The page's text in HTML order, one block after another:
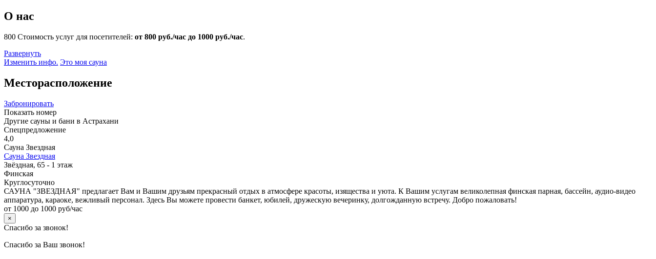
О нас
800 Стоимость услуг для посетителей: от 800 руб./час до 1000 руб./час.
Развернуть
Изменить инфо. Это моя сауна
Месторасположение
Забронировать
Показать номер
Другие сауны и бани в Астрахани
Спецпредложение
4,0
Сауна Звездная
Сауна Звездная
Звёздная, 65 - 1 этаж
Финская
Круглосуточно
САУНА "ЗВЕЗДНАЯ" предлагает Вам и Вашим друзьям прекрасный отдых в атмосфере красоты, изящества и уюта. К Вашим услугам великолепная финская парная, бассейн, аудио-видео
аппаратура, караоке, вежливый персонал. Здесь Вы можете провести банкет, юбилей, дружескую вечеринку, долгожданную встречу. Добро пожаловать!
от 1000 до 1000 руб/час
×
Спасибо за звонок!
Спасибо за Ваш звонок!